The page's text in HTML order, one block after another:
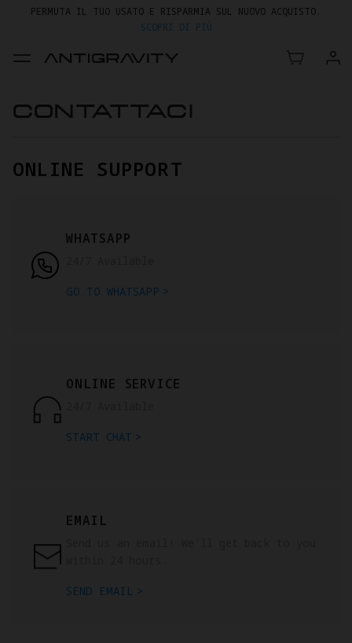
PERMUTA IL TUO USATO E RISPARMIA SUL NUOVO ACQUISTO.
SCOPRI DI PIÙ
FINO AL 20% DI SCONTO SU A1 E ACCESSORI
>>
CONTATTACI
ONLINE SUPPORT
WHATSAPP
GO TO WHATSAPP
ONLINE SERVICE
START CHAT
EMAIL
SEND EMAIL